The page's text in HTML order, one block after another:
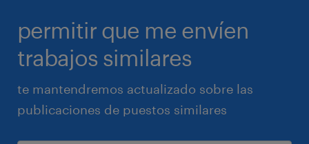
permitir que me envíen
trabajos similares
te mantendremos actualizado sobre las
publicaciones de puestos similares